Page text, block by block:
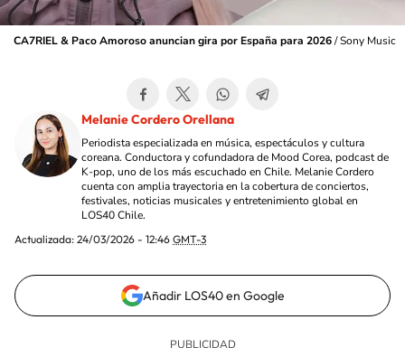
CA7RIEL & Paco Amoroso anuncian gira por España para 2026/Sony Music
Melanie Cordero Orellana
Periodista especializada en música, espectáculos y cultura
coreana. Conductora y cofundadora de Mood Corea, podcast de
K-pop, uno de los más escuchado en Chile. Melanie Cordero
cuenta con amplia trayectoria en la cobertura de conciertos,
festivales, noticias musicales y entretenimiento global en
LOS40 Chile.
Actualizada: 24/03/2026 - 12:46 GMT-3
Añadir LOS40 en Google